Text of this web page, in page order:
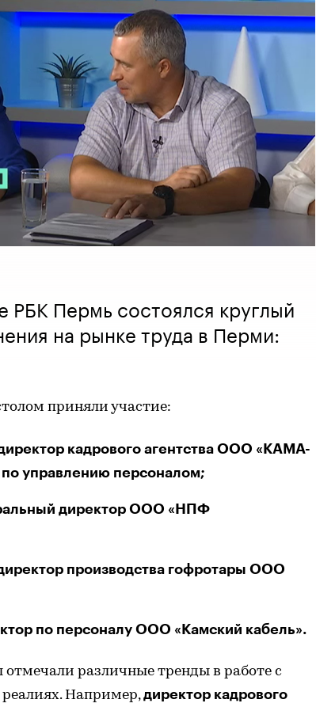
РБК Пермь состоялся круглый
на рынке труда в Перми:
приняли участие:
кадрового агентства ООО «КАМА-
по управлению персоналом;
директор ООО «НПФ
производства гофротары ООО
по персоналу ООО «Камский кабель».
отмечали различные тренды в работе с
Например,директор кадрового